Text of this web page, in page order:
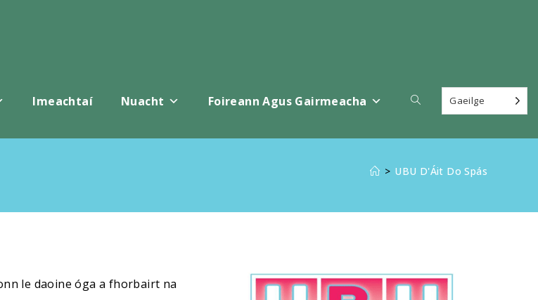
Imeachtaí Nuacht Foireann Agus Gairmeacha ScoránaighGaeilge
> UBU D'Áit Do Spás
le daoine óga a fhorbairt na